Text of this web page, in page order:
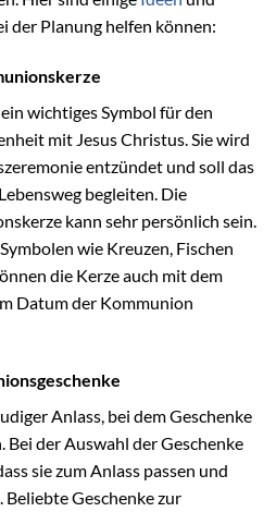
der Planung helfen können:
wichtiges Symbol für den
mit Jesus Christus. Sie wird
entzündet und soll das
begleiten. Die
kann sehr persönlich sein.
wie Kreuzen, Fischen
die Kerze auch mit dem
Datum der Kommunion
Anlass, bei dem Geschenke
Bei der Auswahl der Geschenke
sie zum Anlass passen und
Geschenke zur